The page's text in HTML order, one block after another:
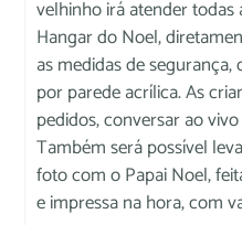
velhinho irá atender todas
Hangar do Noel,
as medidas de
por parede acrílica. As
pedidos, conversar ao
Também será possível
foto com o Papai Noel,
e impressa na hora, com